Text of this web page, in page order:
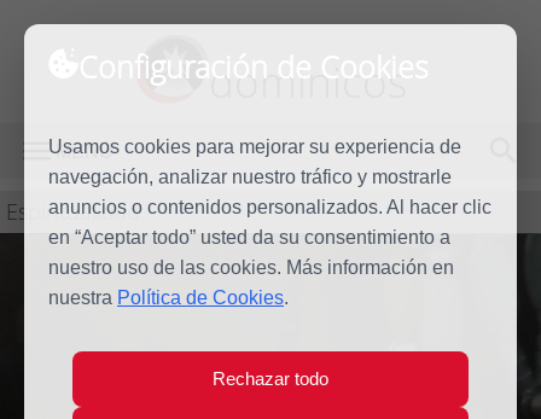
Configuración de Cookies
Usamos cookies para mejorar su experiencia de
navegación, analizar nuestro tráfico y mostrarle
anuncios o contenidos personalizados. Al hacer clic
en “Aceptar todo” usted da su consentimiento a
nuestro uso de las cookies. Más información en
nuestra Política de Cookies.
Rechazar todo
dominicos
MENÚ
Espiritualidad